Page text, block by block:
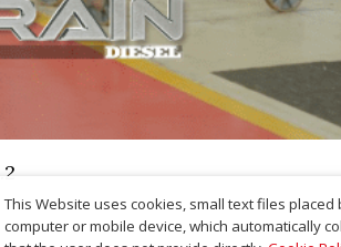
This Website uses cookies, small text files placed
computer or mobile device, which automatically